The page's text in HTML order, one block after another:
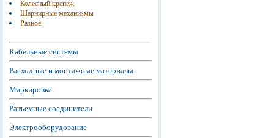
Колесный крепеж
Шарнирные механизмы
Разное
Кабельные системы
Расходные и монтажные материалы
Маркировка
Разъемные соединители
Электрооборудование